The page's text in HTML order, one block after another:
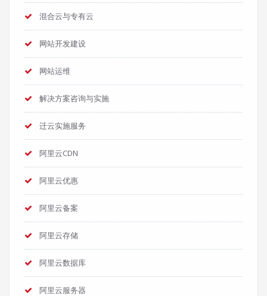
混合云与专有云
网站开发建设
网站运维
解决方案咨询与实施
迁云实施服务
阿里云CDN
阿里云优惠
阿里云备案
阿里云存储
阿里云数据库
阿里云服务器